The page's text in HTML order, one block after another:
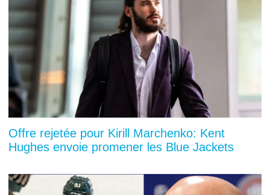
Offre rejetée pour Kirill Marchenko: Kent
Hughes envoie promener les Blue Jackets